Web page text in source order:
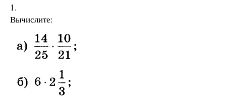
1.
Вычислите: